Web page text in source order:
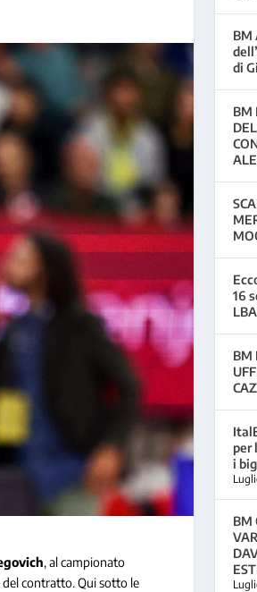
, al campionato
del contratto. Qui sotto le
BM
di
BM
16
LBA
BM
per
i
BM